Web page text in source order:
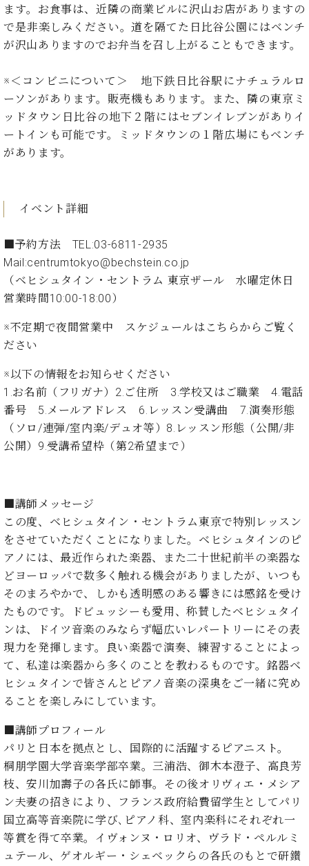
W.
マ
ン
プ
ロ
ョ
W.
フ
マ
ン
デ
ィ
シ
ョ
ン
マ
ン
ヴ
ィ
ョ
ン
C.BECHSTEIN
Digital(ベ
ヒ
シ
タ
イ
ン
ジ
タ
ル)
内
(PDF)
お
わ
せ
八
子
技
術
営
セ
ス
ッ
フ
技
術
者
紹
介
情報
【ユ
ーロ
ピア
ノ特
選中
イ
ベ
ン
ト
情
報
八
王
工
房
ます。お食事は、近隣の商業ビルに沢山お店がありますの
で是非楽しみください。道を隔てた日比谷公園にはベンチ
が沢山ありますのでお弁当を召し上がることもできます。
※＜コンビニについて＞ 地下鉄日比谷駅にナチュラルロ
ーソンがあります。販売機もあります。また、隣の東京ミ
ッドタウン日比谷の地下２階にはセブンイレブンがありイ
ートインも可能です。ミッドタウンの１階広場にもベンチ
があります。
イベント詳細
■予約方法 TEL:03-6811-2935
Mail:centrumtokyo@bechstein.co.jp
（ベヒシュタイン・セントラム 東京ザール 水曜定休日
営業時間10:00-18:00）
※不定期で夜間営業中 スケジュールは こちら からご覧く
ださい
※以下の情報をお知らせください
1.お名前（フリガナ）2.ご住所 3.学校又はご職業 4.電話
番号 5.メールアドレス 6.レッスン受講曲 7.演奏形態
（ソロ/連弾/室内楽/デュオ等）8.レッスン形態（公開/非
公開）9.受講希望枠（第2希望まで）
■講師メッセージ
この度、ベヒシュタイン・セントラム東京で特別レッスン
をさせていただくことになりました。ベヒシュタインのピ
アノには、最近作られた楽器、また二十世紀前半の楽器な
どヨーロッパで数多く触れる機会がありましたが、いつも
そのまろやかで、しかも透明感のある響きには感銘を受け
たものです。ドビュッシーも愛用、称賛したベヒシュタイ
ンは、ドイツ音楽のみならず幅広いレパートリーにその表
現力を発揮します。良い楽器で演奏、練習することによっ
て、私達は楽器から多くのことを教わるものです。銘器ベ
ヒシュタインで皆さんとピアノ音楽の深奥をご一緒に究め
ることを楽しみにしています。
■講師プロフィール
パリと日本を拠点とし、国際的に活躍するピアニスト。
桐朋学園大学音楽学部卒業。三浦浩、御木本澄子、高良芳
枝、安川加壽子の各氏に師事。その後オリヴィエ・メシア
ン夫妻の招きにより、フランス政府給費留学生としてパリ
国立高等音楽院に学び､ピアノ科、室内楽科にそれぞれ一
等賞を得て卒業。イヴォンヌ・ロリオ、ヴラド・ペルルミ
ュテール、ゲオルギー・シェベックらの各氏のもとで研鑚